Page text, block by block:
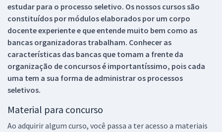
estudar para o processo seletivo. Os nossos cursos são
constituídos por módulos elaborados por um corpo
docente experiente e que entende muito bem como as
bancas organizadoras trabalham. Conhecer as
características das bancas que tomam a frente da
organização de concursos é importantíssimo, pois cada
uma tem a sua forma de administrar os processos
seletivos.
Material para concurso
Ao adquirir algum curso, você passa a ter acesso a materiais